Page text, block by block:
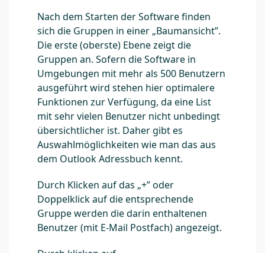
Nach dem Starten der Software finden
sich die Gruppen in einer „Baumansicht”.
Die erste (oberste) Ebene zeigt die
Gruppen an. Sofern die Software in
Umgebungen mit mehr als 500 Benutzern
ausgeführt wird stehen hier optimalere
Funktionen zur Verfügung, da eine List
mit sehr vielen Benutzer nicht unbedingt
übersichtlicher ist. Daher gibt es
Auswahlmöglichkeiten wie man das aus
dem Outlook Adressbuch kennt.
Durch Klicken auf das „+” oder
Doppelklick auf die entsprechende
Gruppe werden die darin enthaltenen
Benutzer (mit E-Mail Postfach) angezeigt.